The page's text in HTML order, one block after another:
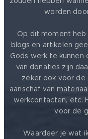
worden
Op dit moment heb
blogs en artikelen
Gods werk te kunnen
van donaties zijn
zeker ook voor de
aanschaf van
werkcontacten, etc.
voor de
Waardeer je wat